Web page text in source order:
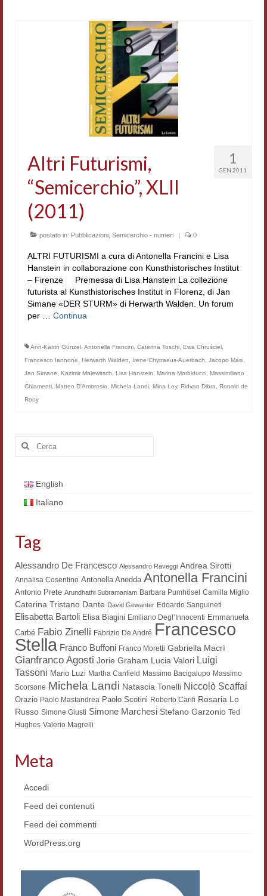
Master INFOTEXT
Workshop DH
Summer School DH
ERASMUS/DEMM
Storia e forme della canzone
Pubblicazioni
Hagiographica Coreana
Koreanische Literatur und Kultur
Scrittori latini dell’Europa medioevale
Testi Mediolatini
Atti di convegno
Materiali
Semicerchio
Numeri
Sezioni bibliografiche
Norme etiche e redazionali
Dépliant e cedola acquisti
Contatti e indirizzi
Progetti
Biblioteca
News
News Semicerchio
Digital Humanities
1
GEN 2011
Altri Futurismi,
“Semicerchio”, XLII
(2011)
postato in: Pubblicazioni Semicerchio - numeri | 0
ALTRI FUTURISMI a cura di Antonella Francini e Lisa
Hanstein in collaborazione con Kunsthistorisches Institut
– Firenze Premessa di Lisa Hanstein La collezione
futurista al Kunsthistorisches Institut in Florenz, di Jan
Simane «DER STURM» di Herwarth Walden. Un forum
per … Continua
Ann-Katrin Günzel Antonella Francini Caterina Toschi Ewa Chruściel
Francesco Iannone
Herwarth Walden Irene Chytraeus-Auerbach Jacopo Masi
Jan Simane
Kazimir Malewitsch Lisa Hanstein Marina Morbiducci Massimiliano
Chiamenti Matteo D’Ambrosio Michela Landi Mina Loy, Ridvan Dibra
Ronald de
Rooy
Cerca:
English
Italiano
Tag
Alessandro De Francesco Alessandro Raveggi Andrea Sirotti
Annalisa Cosentino Antonella Anedda Antonella Francini
Antonio Prete Arundhathi Subramaniam Barbara Pumhösel Camilla Miglio
Caterina Tristano Dante David Gewanter Edoardo Sanguineti
Elisabetta Bartoli Elisa Biagini Emiliano Degl’Innocenti Emmanuela
Carbé Fabio Zinelli Fabrizio De André Francesco
Stella Franco Buffoni Franco Moretti Gabriella Macrì
Gianfranco Agosti Jorie Graham Lucia Valori Luigi
Tassoni Mario Luzi Martha Canfield Massimo Bacigalupo Massimo
Scorsone Michela Landi Natascia Tonelli Niccolò Scaffai
Orazio Paolo Mastandrea Paolo Scotini Roberto Carifi Rosaria Lo
Russo Simone Giusti Simone Marchesi Stefano Garzonio Ted
Hughes Valerio Magrelli
Meta
Accedi
Feed dei contenuti
Feed dei commenti
WordPress.org